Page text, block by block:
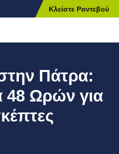
Κλείστε Ραντεβού
Πάτρα:
48 Ωρών για